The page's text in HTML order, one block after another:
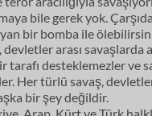
bile gerek yok.
bir bomba ile
arası savaşlarda
tarafı desteklemezler ve
Her türlü savaş,
bir şey değildir.
Arap, Kürt ve Türk